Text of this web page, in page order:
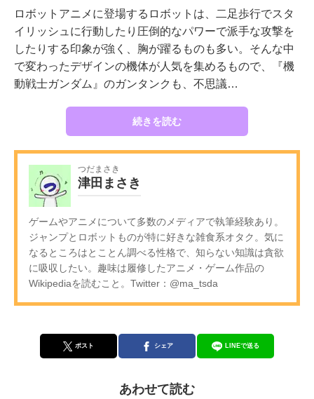
ロボットアニメに登場するロボットは、二足歩行でスタ
イリッシュに行動したり圧倒的なパワーで派手な攻撃を
したりする印象が強く、胸が躍るものも多い。そんな中
で変わったデザインの機体が人気を集めるもので、『機
動戦士ガンダム』のガンタンクも、不思議…
続きを読む
つだまさき
津田まさき
ゲームやアニメについて多数のメディアで執筆経験あり。
ジャンプとロボットものが特に好きな雑食系オタク。気に
なるところはとことん調べる性格で、知らない知識は貪欲
に吸収したい。趣味は履修したアニメ・ゲーム作品の
Wikipediaを読むこと。Twitter：@ma_tsda
ポスト シェア LINEで送る
あわせて読む